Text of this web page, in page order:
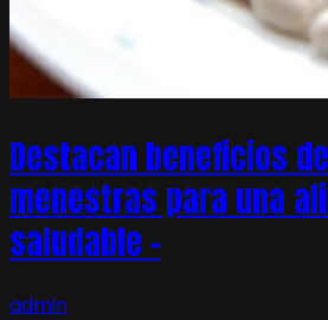
Destacan beneficios
menestras para una
saludable –
admin